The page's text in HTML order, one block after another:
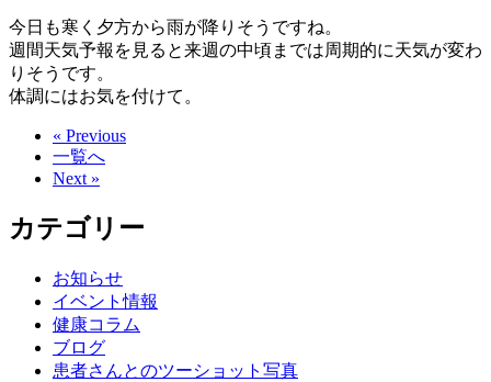
今日も寒く夕方から雨が降りそうですね。
週間天気予報を見ると来週の中頃までは周期的に天気が変わ
りそうです。
体調にはお気を付けて。
« Previous
一覧へ
Next »
カテゴリー
お知らせ
イベント情報
健康コラム
ブログ
患者さんとのツーショット写真